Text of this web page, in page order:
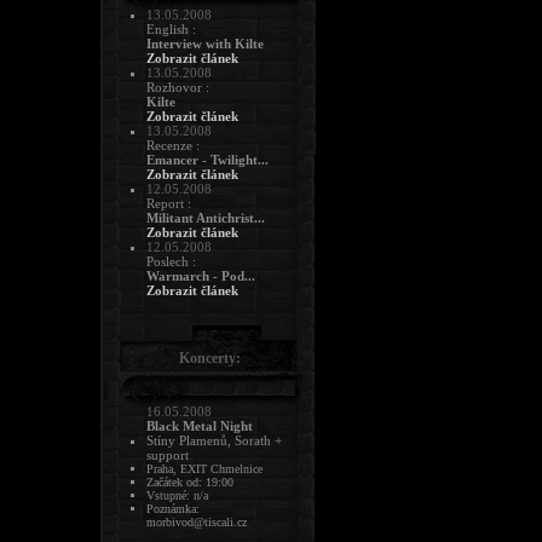
13.05.2008
English :
Interview with Kilte
Zobrazit článek
13.05.2008
Rozhovor :
Kilte
Zobrazit článek
13.05.2008
Recenze :
Emancer - Twilight...
Zobrazit článek
12.05.2008
Report :
Militant Antichrist...
Zobrazit článek
12.05.2008
Poslech :
Warmarch - Pod...
Zobrazit článek
Koncerty:
16.05.2008
Black Metal Night
Stíny Plamenů, Sorath +
support
Praha, EXIT Chmelnice
Začátek od: 19:00
Vstupné: n/a
Poznámka:
morbivod@tiscali.cz